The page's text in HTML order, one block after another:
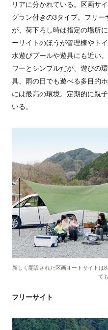
リアに分かれている。区画サ
グラン付きの3タイプ。フリ
が、荷下ろし時は指定の場所
ーサイトのほうが管理棟やト
水遊びプールや遊具にも近い
ワーとシンプルだが、遊びの
具、雨の日でも遊べる多目的
には最高の環境。定期的に親
いる。
新しく開設された区画オートサイトは
て
フリーサイト